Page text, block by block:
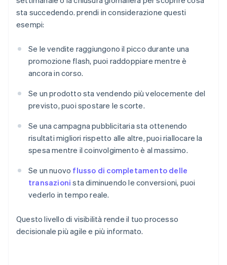
sta succedendo. prendi in considerazione questi
esempi:
Se le vendite raggiungono il picco durante una
promozione flash, puoi raddoppiare mentre è
ancora in corso.
Se un prodotto sta vendendo più velocemente del
previsto, puoi spostare le scorte.
Se una campagna pubblicitaria sta ottenendo
risultati migliori rispetto alle altre, puoi riallocare la
spesa mentre il coinvolgimento è al massimo.
Se un nuovo flusso di completamento delle
transazioni sta diminuendo le conversioni, puoi
vederlo in tempo reale.
Questo livello di visibilità rende il tuo processo
decisionale più agile e più informato.